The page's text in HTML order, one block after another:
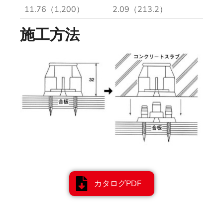
11.76（1,200） 2.09（213.2）
施工方法
カタログPDF